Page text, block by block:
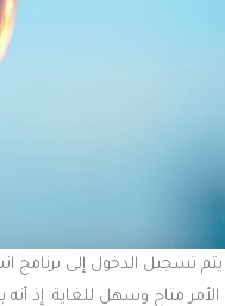
الدخول إلى برنامج انستجرام برو